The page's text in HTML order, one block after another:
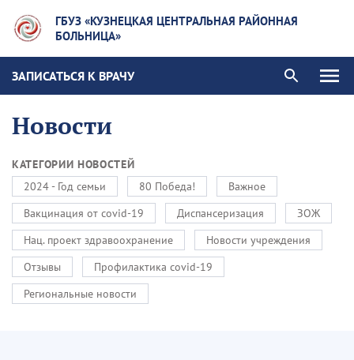
ГБУЗ «КУЗНЕЦКАЯ ЦЕНТРАЛЬНАЯ РАЙОННАЯ
БОЛЬНИЦА»
ЗАПИСАТЬСЯ К ВРАЧУ
Новости
КАТЕГОРИИ НОВОСТЕЙ
2024 - Год семьи
80 Победа!
Важное
Вакцинация от covid-19
Диспансеризация
ЗОЖ
Нац. проект здравоохранение
Новости учреждения
Отзывы
Профилактика covid-19
Региональные новости